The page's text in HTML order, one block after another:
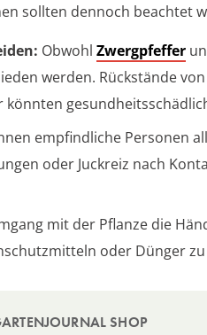
sollten dennoch beachtet
Obwohl Zwergpfeffer
werden. Rückstände von
empfindliche Personen
oder Juckreiz nach
mit der Pflanze die
oder Dünger
SHOP